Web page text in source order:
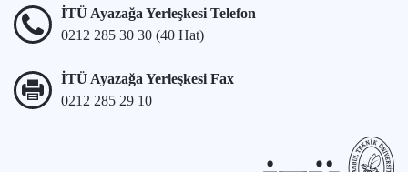
İTÜ Ayazağa Yerleşkesi Telefon
0212 285 30 30 (40 Hat)
İTÜ Ayazağa Yerleşkesi Fax
0212 285 29 10